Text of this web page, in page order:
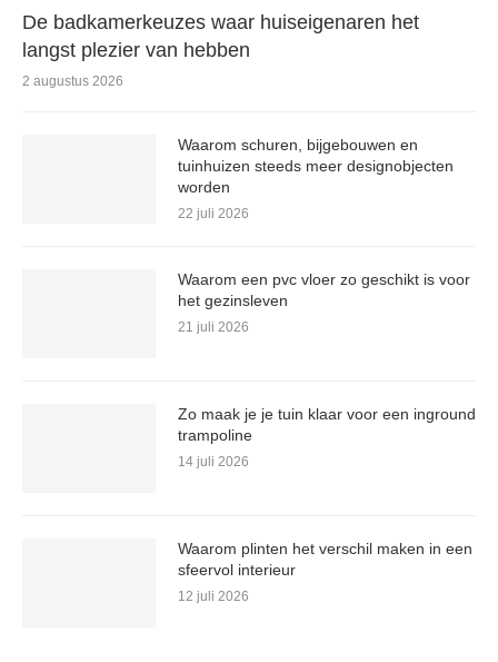
De badkamerkeuzes waar huiseigenaren het
langst plezier van hebben
2 augustus 2026
Waarom schuren, bijgebouwen en
tuinhuizen steeds meer designobjecten
worden
22 juli 2026
Waarom een pvc vloer zo geschikt is voor
het gezinsleven
21 juli 2026
Zo maak je je tuin klaar voor een inground
trampoline
14 juli 2026
Waarom plinten het verschil maken in een
sfeervol interieur
12 juli 2026